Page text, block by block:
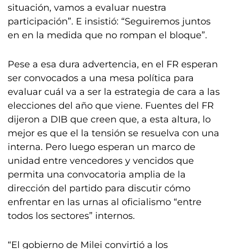
situación, vamos a evaluar nuestra
participación”. E insistió: “Seguiremos juntos
en en la medida que no rompan el bloque”.
Pese a esa dura advertencia, en el FR esperan
ser convocados a una mesa política para
evaluar cuál va a ser la estrategia de cara a las
elecciones del año que viene. Fuentes del FR
dijeron a DIB que creen que, a esta altura, lo
mejor es que el la tensión se resuelva con una
interna. Pero luego esperan un marco de
unidad entre vencedores y vencidos que
permita una convocatoria amplia de la
dirección del partido para discutir cómo
enfrentar en las urnas al oficialismo “entre
todos los sectores” internos.
“El gobierno de Milei convirtió a los